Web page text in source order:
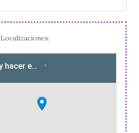
Localizaciones: